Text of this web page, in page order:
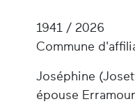
1941 / 2026
Commune
Joséphine
épouse